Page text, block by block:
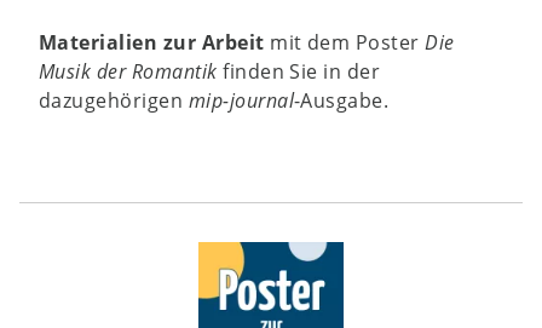
Materialien zur Arbeit mit dem PosterDie
Musik der Romantik finden Sie in der
dazugehörigen mip-journal-Ausgabe.